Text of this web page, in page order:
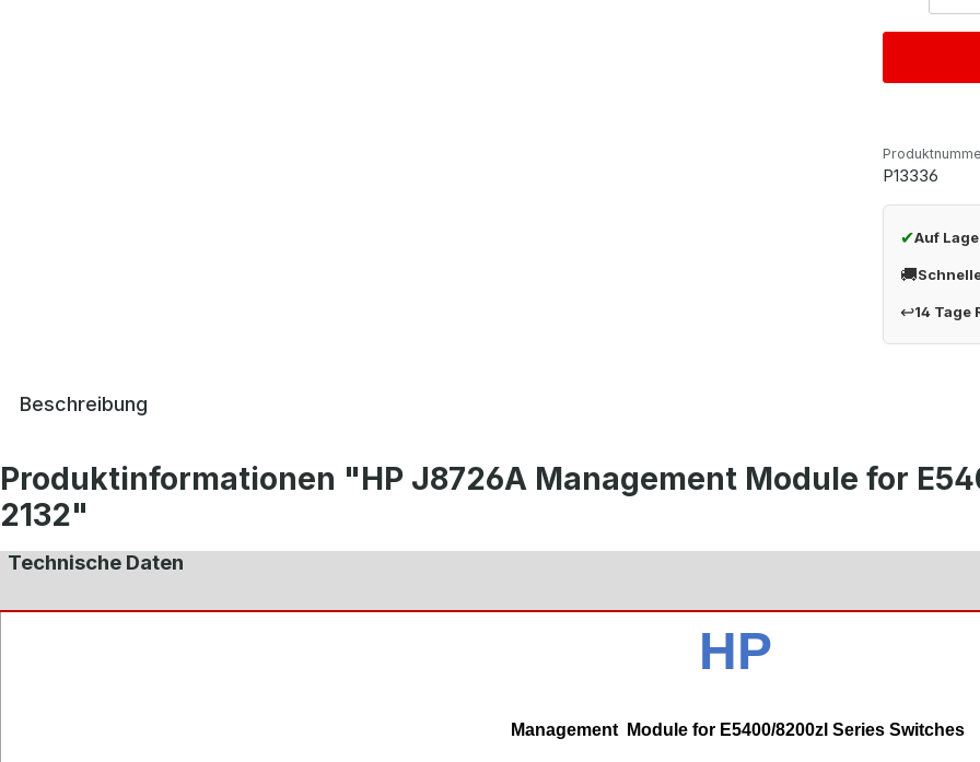
P13336
✔Auf
🚚
↩14 Tage
Beschreibung
Produktinformationen "HP J8726A Management Module for
2132"
Technische Daten
HP
Management Module for E5400/8200zl Series Switches